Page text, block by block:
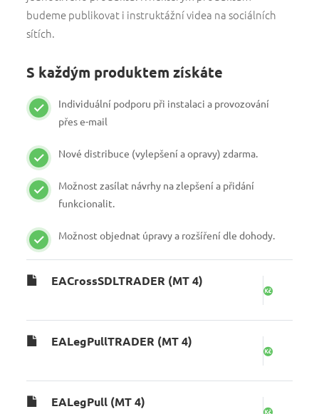
budeme publikovat i instruktážní videa na sociálních
sítích.
S každým produktem získáte
Individuální podporu při instalaci a provozování
přes e-mail
Nové distribuce (vylepšení a opravy) zdarma.
Možnost zasílat návrhy na zlepšení a přidání
funkcionalit.
Možnost objednat úpravy a rozšíření dle dohody.
EACrossSDLTRADER (MT 4)
EALegPullTRADER (MT 4)
EALegPull (MT 4)